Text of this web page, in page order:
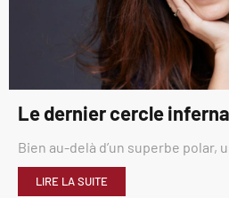
Le dernier cercle
Bien au-delà d’un superbe polar,
LIRE LA SUITE